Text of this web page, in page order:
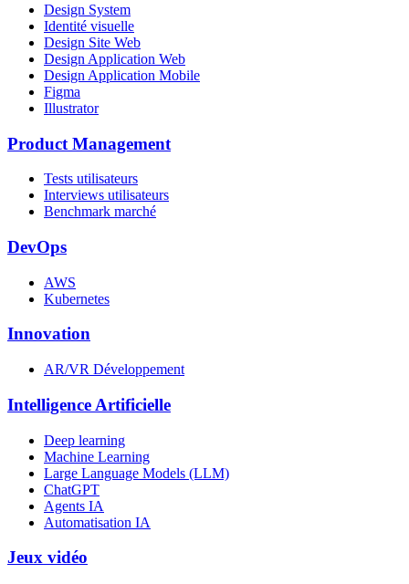
Design System
Identité visuelle
Design Site Web
Design Application Web
Design Application Mobile
Figma
Illustrator
Product Management
Tests utilisateurs
Interviews utilisateurs
Benchmark marché
DevOps
AWS
Kubernetes
Innovation
AR/VR Développement
Intelligence Artificielle
Deep learning
Machine Learning
Large Language Models (LLM)
ChatGPT
Agents IA
Automatisation IA
Jeux vidéo